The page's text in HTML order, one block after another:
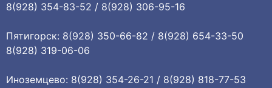
8(928) 354-83-52 / 8(928) 306-95-16
Пятигорск: 8(928) 350-66-82 / 8(928) 654-33-50
8(928) 319-06-06
Иноземцево: 8(928) 354-26-21 / 8(928) 818-77-53